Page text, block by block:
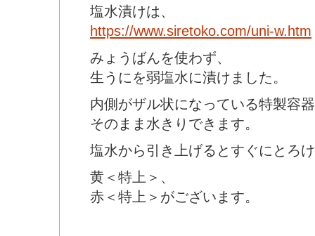
塩水漬けは、
https://www.siretoko.com/uni-w.htm
みょうばんを使わず、
生うにを弱塩水に漬けました。
内側がザル状になっている特製容
そのまま水きりできます。
塩水から引き上げるとすぐにとろ
黄＜特上＞、
赤＜特上＞がございます。